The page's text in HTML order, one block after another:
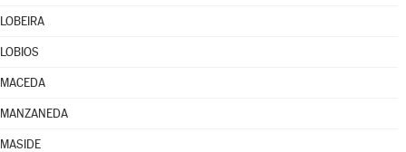
LOBEIRA
LOBIOS
MACEDA
MANZANEDA
MASIDE